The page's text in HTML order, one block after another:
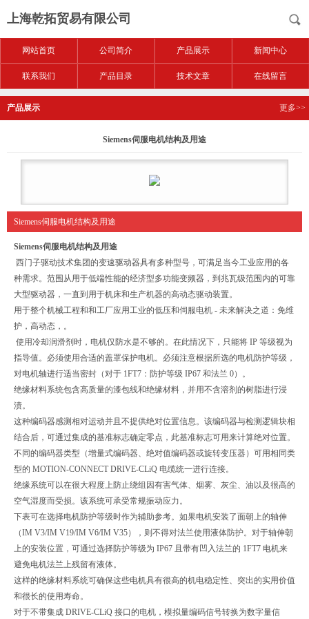
上海乾拓贸易有限公司
网站首页 公司简介 产品展示 新闻中心
联系我们 产品目录 技术文章 在线留言
产品展示 更多>>
Siemens伺服电机结构及用途
Siemens伺服电机结构及用途
Siemens伺服电机结构及用途
西门子驱动技术集团的变速驱动器具有多种型号，可满足当今工业应用的各
种需求。范围从用于低端性能的经济型多功能变频器，到兆瓦级范围内的可靠
大型驱动器，一直到用于机床和生产机器的高动态驱动装置。
用于整个机械工程和和工厂应用工业的低压和伺服电机 - 未来解决之道：免维
护，高动态，。
使用冷却润滑剂时，电机仅防水是不够的。在此情况下，只能将 IP 等级视为
指导值。必须使用合适的盖罩保护电机。必须注意根据所选的电机防护等级，
对电机轴进行适当密封（对于 1FT7：防护等级 IP67 和法兰 0）。
绝缘材料系统包含高质量的漆包线和绝缘材料，并用不含溶剂的树脂进行浸
渍。
这种编码器感测相对运动并且不提供绝对位置信息。该编码器与检测逻辑块相
结合后，可通过集成的基准标志确定零点，此基准标志可用来计算绝对位置。
不同的编码器类型（增量式编码器、绝对值编码器或旋转变压器）可用相同类
型的 MOTION-CONNECT DRIVE-CLiQ 电缆统一进行连接。
绝缘系统可以在很大程度上防止绕组因有害气体、烟雾、灰尘、油以及很高的
空气湿度而受损。该系统可承受常规振动应力。
下表可在选择电机防护等级时作为辅助参考。如果电机安装了面朝上的轴伸
（IM V3/IM V19/IM V6/IM V35），则不得对法兰使用液体防护。对于轴伸朝
上的安装位置，可通过选择防护等级为 IP67 且带有凹入法兰的 1FT7 电机来
避免电机法兰上残留有液体。
这样的绝缘材料系统可确保这些电机具有很高的机电稳定性、突出的实用价值
和很长的使用寿命。
对于不带集成 DRIVE-CLiQ 接口的电机，模拟量编码信号转换为数字量信